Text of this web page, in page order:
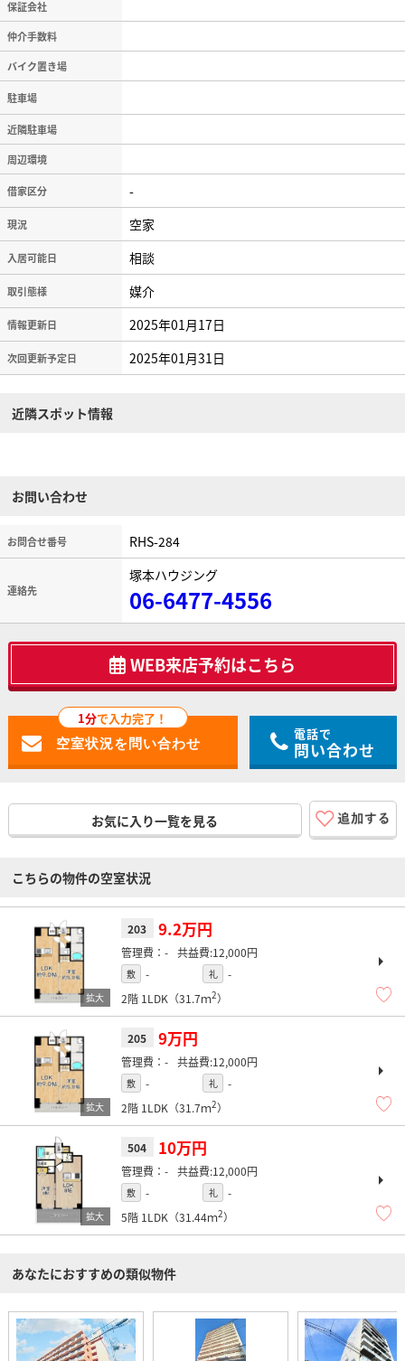
保証会社
仲介手数料
バイク置き場
駐車場
近隣駐車場
周辺環境
借家区分 -
現況 空家
入居可能日 相談
取引態様 媒介
情報更新日 2025年01月17日
次回更新予定日 2025年01月31日
近隣スポット情報
お問い合わせ
お問合せ番号 RHS-284
連絡先
塚本ハウジング
06-6477-4556
WEB来店予約はこちら
1分で入力完了！
電話で
問い合わせ
お気に入り一覧を見る
こちらの物件の空室状況
203 9.2万円
- 12,000円
敷 - 礼
-
2階 1LDK（31.7ｍ2）
205 9万円
- 12,000円
敷 - 礼
-
2階 1LDK（31.7ｍ2）
504 10万円
- 12,000円
敷 - 礼
-
5階 1LDK（31.44ｍ2）
あなたにおすすめの類似物件